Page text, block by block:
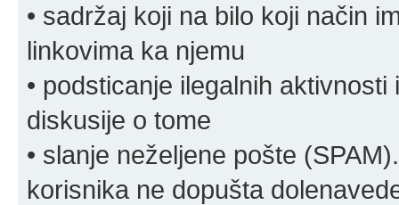
• sadržaj koji na bilo koji način
linkovima ka njemu
• podsticanje ilegalnih
diskusije o tome
• slanje neželjene pošte
korisnika ne dopušta